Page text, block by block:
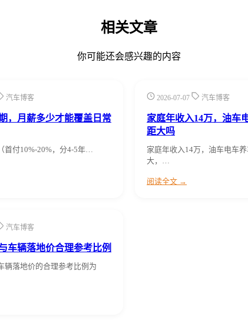
相关文章
你可能还会感兴趣的内容
汽车博客
，月薪多少才能覆盖日常
首付10%-20%，分4-5年…
2026-07-07 汽车博客
家庭年收入14万，油车
距大吗
家庭年收入14万，油车电车
大，…
阅读全文 →
汽车博客
车辆落地价合理参考比例
辆落地价的合理参考比例为